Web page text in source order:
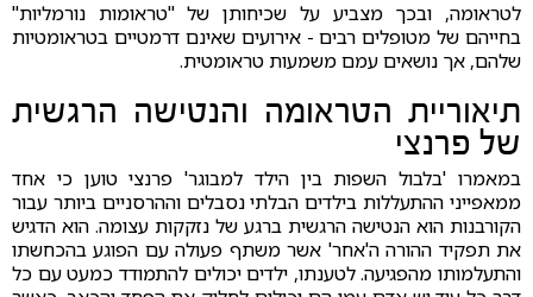
לטראומה, ובכך מצביע על שכיחותן של "טראומות נורמליות"
בחייהם של מטופלים רבים - אירועים שאינם דרמטיים בטראומטיות
שלהם, אך נושאים עמם משמעות טראומטית.
תיאוריית הטראומה והנטישה הרגשית
של פרנצי
במאמרו 'בלבול השפות בין הילד למבוגר' פרנצי טוען כי אחד
ממאפייני ההתעללות בילדים הבלתי נסבלים וההרסניים ביותר עבור
הקורבנות הוא הנטישה הרגשית ברגע של נזקקות עצומה. הוא הדגיש
את תפקיד ההורה ה'אחר' אשר משתף פעולה עם הפוגע בהכחשתו
והתעלמותו מהפגיעה. לטענתו, ילדים יכולים להתמודד כמעט עם כל